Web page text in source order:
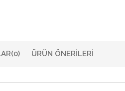
(0) ÜRÜN ÖNERILERI